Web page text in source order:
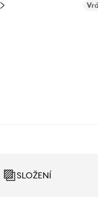
SLOŽENÍ